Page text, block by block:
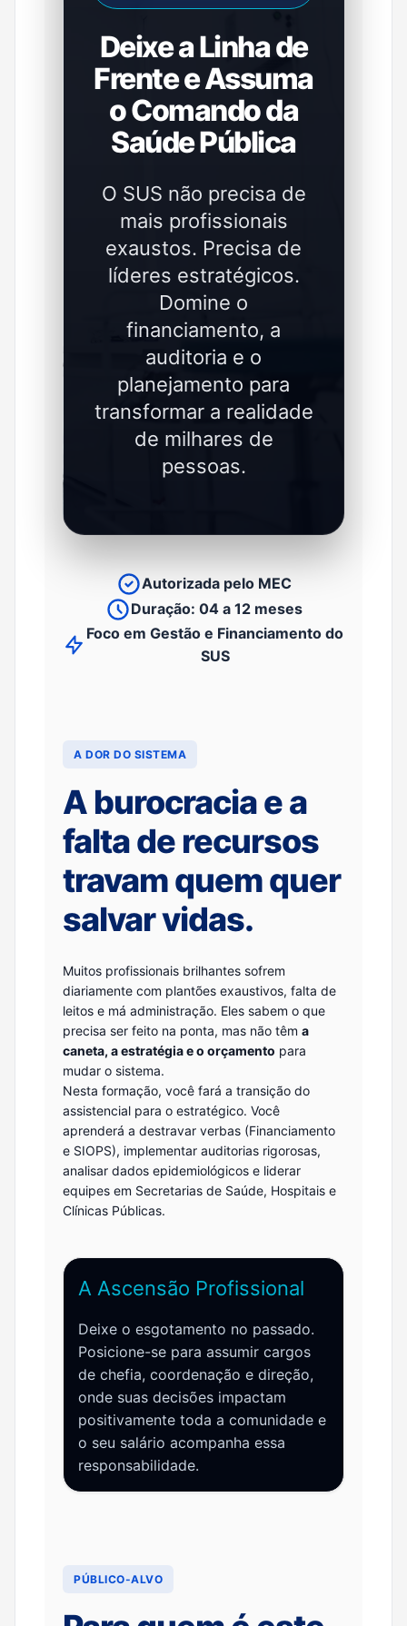
Deixe a Linha de
Frente e Assuma
o Comando da
Saúde Pública
O SUS não precisa de
mais profissionais
exaustos. Precisa de
líderes estratégicos.
Domine o
financiamento, a
auditoria e o
planejamento para
transformar a realidade
de milhares de
pessoas.
Autorizada pelo MEC
Duração: 04 a 12 meses
Foco em Gestão e Financiamento do
SUS
A DOR DO SISTEMA
A burocracia e a
falta de recursos
travam quem quer
salvar vidas.
Muitos profissionais brilhantes sofrem
diariamente com plantões exaustivos, falta de
leitos e má administração. Eles sabem o que
precisa ser feito na ponta, mas não têm a
caneta, a estratégia e o orçamento para
mudar o sistema.
Nesta formação, você fará a transição do
assistencial para o estratégico. Você
aprenderá a destravar verbas (Financiamento
e SIOPS), implementar auditorias rigorosas,
analisar dados epidemiológicos e liderar
equipes em Secretarias de Saúde, Hospitais e
Clínicas Públicas.
A Ascensão Profissional
Deixe o esgotamento no passado.
Posicione-se para assumir cargos
de chefia, coordenação e direção,
onde suas decisões impactam
positivamente toda a comunidade e
o seu salário acompanha essa
responsabilidade.
PÚBLICO-ALVO